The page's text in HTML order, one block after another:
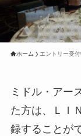
ホーム エントリー受付
ミドル・アー
た方は、ＬＩ
録することが